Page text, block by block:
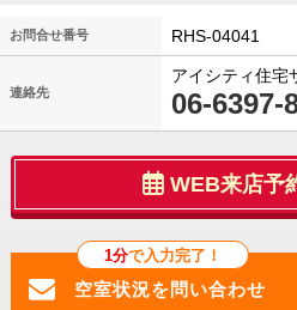
お問合せ番号 RHS-04041
連絡先
アイシティ住宅
06-6397-
WEB来店予
1分で入力完了！